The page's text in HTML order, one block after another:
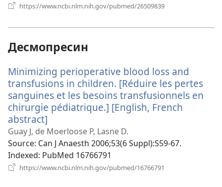
https://www.ncbi.nlm.nih.gov/pubmed/26509839
Десмопресин
Minimizing perioperative blood loss and
transfusions in children. [Réduire les pertes
sanguines et les besoins transfusionnels en
chirurgie pédiatrique.] [English, French
abstract]
у
новому
вікні)
Guay J, de Moerloose P, Lasne D.
Source‎: Can J Anaesth 2006;53(6 Suppl):S59-67.
Indexed‎: PubMed 16766791
https://www.ncbi.nlm.nih.gov/pubmed/16766791